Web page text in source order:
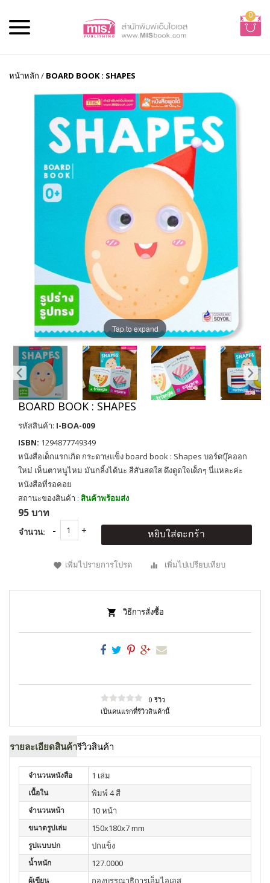
0
หน้าหลัก / BOARD BOOK : SHAPES
Tap to expand
BOARD BOOK : SHAPES
รหัสสินค้า: I-BOA-009
ISBN: 1294877749349
หนังสือเด็กแรกเกิด กระดาษแข็ง board book : Shapes บอร์ดบุ๊คออก
ใหม่ เห็นตาหนูไหม มันกลิ้งได้นะ สีสันสดใส ดึงดูดใจเด็กๆ นี่แหละค่ะ
หนังสือที่รอคอย
สถานะของสินค้า : สินค้าพร้อมส่ง
95 บาท
จำนวน: หยิบใส่ตะกร้า
เพิ่มไปรายการโปรด เพิ่มไปเปรียบเทียบ
วิธีการสั่งซื้อ
0 รีวิว
เป็นคนแรกที่รีวิวสินค้านี้
รายละเอียดสินค้ารีวิวสินค้า
จำนวนหนังสือ 1 เล่ม
เนื้อใน พิมพ์ 4 สี
จำนวนหน้า 10 หน้า
ขนาดรูปเล่ม 150x180x7 mm
รูปแบบปก ปกแข็ง
น้ำหนัก 127.0000
ผู้เขียน กองบรรณาธิการเอ็มไอเอส